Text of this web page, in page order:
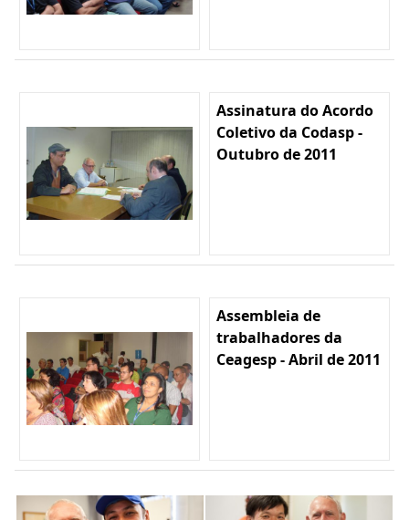
Assinatura do Acordo
Coletivo da Codasp -
Outubro de 2011
Assembleia de
trabalhadores da
Ceagesp - Abril de 2011